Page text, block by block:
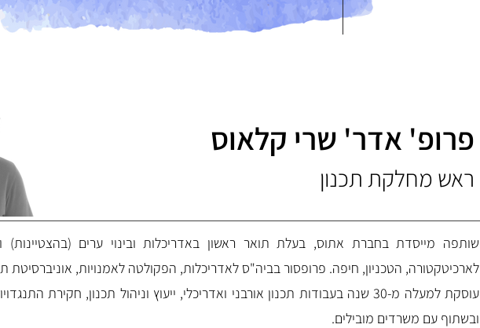
ראש מחלקת תכנון
פרופ' אדר' שרי קלאוס
שותפה מייסדת בחברת אתוס, בעלת תואר ראשון באדריכלות ובינוי ערים (בהצטיינות)
לארכיטקטורה, הטכניון, חיפה. פרופסור בביה"ס לאדריכלות, הפקולטה לאמנויות, אוניברסיטת
עוסקת למעלה מ-30 שנה בעבודות תכנון אורבני ואדריכלי, ייעוץ וניהול תכנון,
ובשתוף עם משרדים מובילים.